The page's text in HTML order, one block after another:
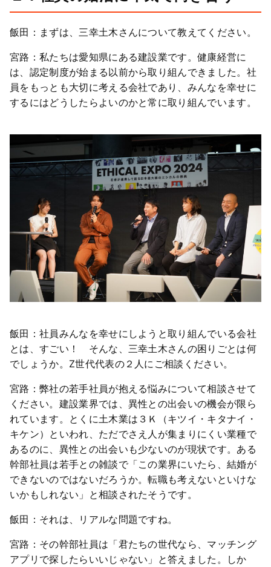
飯田：まずは、三幸土木さんについて教えてください。
宮路：私たちは愛知県にある建設業です。健康経営に
は、認定制度が始まる以前から取り組んできました。社
員をもっとも大切に考える会社であり、みんなを幸せに
するにはどうしたらよいのかと常に取り組んでいます。
飯田：社員みんなを幸せにしようと取り組んでいる会社
とは、すごい！ そんな、三幸土木さんの困りごとは何
でしょうか。Z世代代表の２人にご相談ください。
宮路：弊社の若手社員が抱える悩みについて相談させて
ください。建設業界では、異性との出会いの機会が限ら
れています。とくに土木業は３Ｋ（キツイ・キタナイ・
キケン）といわれ、ただでさえ人が集まりにくい業種で
あるのに、異性との出会いも少ないのが現状です。ある
幹部社員は若手との雑談で「この業界にいたら、結婚が
できないのではないだろうか。転職も考えないといけな
いかもしれない」と相談されたそうです。
飯田：それは、リアルな問題ですね。
宮路：その幹部社員は「君たちの世代なら、マッチング
アプリで探したらいいじゃない」と答えました。しか